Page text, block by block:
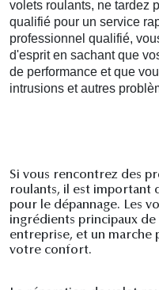
volets roulants, ne tardez
qualifié pour un service
professionnel qualifié,
d'esprit en sachant que
de performance et que
intrusions et autres
Si vous rencontrez des
roulants, il est important
pour le dépannage. Les
ingrédients principaux
entreprise, et un
votre confort.